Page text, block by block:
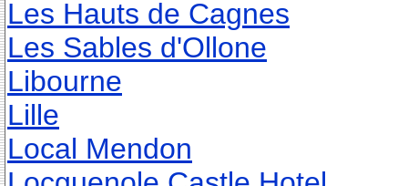
Les Hauts de Cagnes
Les Sables d'Ollone
Libourne
Lille
Local Mendon